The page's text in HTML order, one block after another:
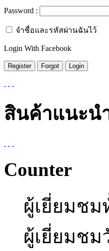
Password :
จำชื่อและรหัสผ่านฉันไว้
Login With Facebook
สินค้าแนะน
Counter
ผู้เยี่ยมช
ผู้เยี่ยมช